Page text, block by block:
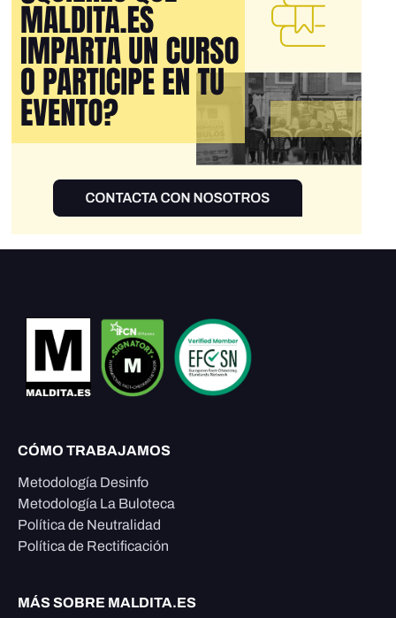
CÓMO TRABAJAMOS
Metodología Desinfo
Metodología La Buloteca
Política de Neutralidad
Política de Rectificación
MÁS SOBRE MALDITA.ES